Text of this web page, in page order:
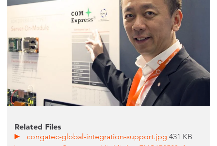
Related Files
congatec-global-integration-support.jpg431 KB